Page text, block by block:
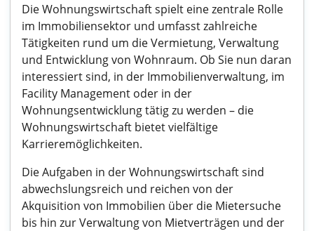
Die Wohnungswirtschaft spielt eine zentrale Rolle
im Immobiliensektor und umfasst zahlreiche
Tätigkeiten rund um die Vermietung, Verwaltung
und Entwicklung von Wohnraum. Ob Sie nun daran
interessiert sind, in der Immobilienverwaltung, im
Facility Management oder in der
Wohnungsentwicklung tätig zu werden – die
Wohnungswirtschaft bietet vielfältige
Karrieremöglichkeiten.
Die Aufgaben in der Wohnungswirtschaft sind
abwechslungsreich und reichen von der
Akquisition von Immobilien über die Mietersuche
bis hin zur Verwaltung von Mietverträgen und der